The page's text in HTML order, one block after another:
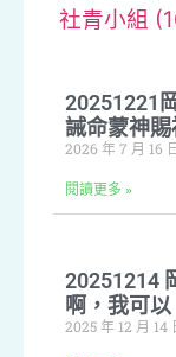
社青小組
20251221
誡命蒙神賜
2026 年 7 月 16
閱讀更多 »
20251214
啊，我可以
2025 年 12 月 14